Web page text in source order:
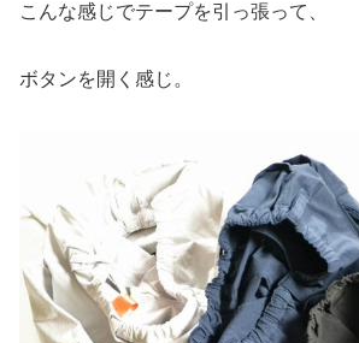
こんな感じでテープを引っ張って、
ボタンを開く感じ。